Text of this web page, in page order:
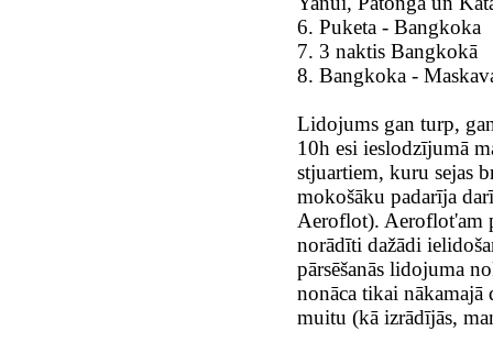
6. Puketa - Bangkoka
7. 3 naktis Bangkokā
8. Bangkoka -
Lidojums gan turp,
10h esi ieslodzījumā
stjuartiem, kuru sejas
mokošāku padarīja
Aeroflot). Aeroflot'am
norādīti dažādi
pārsēšanās lidojuma
nonāca tikai nākamajā
muitu (kā izrādījās,